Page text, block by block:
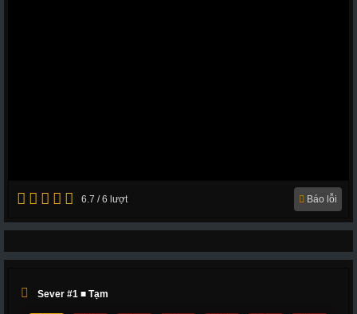
6.7 / 6 lượt Báo lỗi
Sever #1 ■ Tạm